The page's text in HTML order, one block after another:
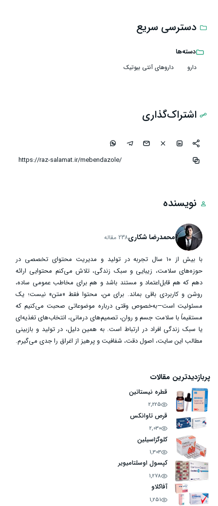
دسترسی سریع
دسته‌ها
دارو داروهای آنتی بیوتیک
اشتراک‌گذاری
نویسنده
محمدرضا شکاری238 مقاله
با بیش از ۱۰ سال تجربه در تولید و مدیریت محتوای تخصصی در
حوزه‌های سلامت، زیبایی و سبک زندگی، تلاش می‌کنم محتوایی ارائه
دهم که هم قابل‌اعتماد و مستند باشد و هم برای مخاطب عمومی ساده،
روشن و کاربردی باقی بماند. برای من، محتوا فقط «متن» نیست؛ یک
مسئولیت است—به‌خصوص وقتی درباره موضوعاتی صحبت می‌کنیم که
مستقیماً با سلامت جسم و روان، تصمیم‌های درمانی، انتخاب‌های تغذیه‌ای
یا سبک زندگی افراد در ارتباط است. به همین دلیل، در تولید و بازبینی
مطالب این سایت، اصول دقت، شفافیت و پرهیز از اغراق را جدی می‌گیرم.
پربازدیدترین مقالات
قطره نیستاتین
2,225
قرص تاوانکس
2,030
کلوگزاسیلین
1,303
کپسول اوسلتامیویر
1,278
آفاکلاو
1,251